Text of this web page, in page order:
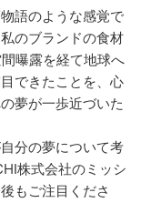
語のような感覚で
のブランドの食材
曝露を経て地球へ
できたことを、心
夢が一歩近づいた
分の夢について考
株式会社のミッシ
もご注目くださ